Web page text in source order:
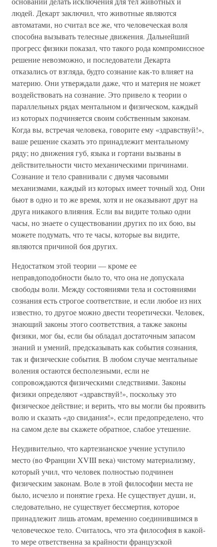
людей. Декарт заключил, что животные являются
автоматами, но считал все же, что человеческая воля
способна вызывать телесные движения. Дальнейший
прогресс физики показал, что такого рода компромиссное
решение невозможно, и последователи Декарта
отказались от взгляда, будто сознание как-то влияет на
материю. Они утверждали даже, что и материя не может
воздействовать на сознание. Это привело к теории о
параллельных рядах ментальном и физическом, каждый
из которых подчиняется своим собственным законам.
Когда вы, встречая человека, говорите ему «здравствуй!»,
ваше решение сказать это принадлежит ментальному
ряду; но движения губ, языка и гортани вызваны в
действительности чисто механическими причинами.
Сознание и тело сравнивали с двумя часовыми
механизмами, каждый из которых имеет точный ход. Они
бьют в одно и то же время, хотя и не оказывают друг на
друга никакого влияния. Если вы видите только одни
часы, но знаете о существовании других по их бою, вы
можете подумать, что те часы, которые вы видите,
являются причиной боя других.
Недостатком этой теории — кроме ее
неправдоподобности было то, что она не допускала
свободы воли. Между состояниями тела и состояниями
сознания есть строгое соответствие, и если любое из них
известно, то другое можно двести теоретически. Человек,
знающий законы этого соответствия, а также законы
физики, мог бы, если бы обладал достаточным запасом
знаний и умений, предсказывать как события сознания,
так и физические события. В любом случае ментальные
воления остаются бесполезными, если не
сопровождаются физическими следствиями. Законы
физики определяют «здравствуй!», поскольку это
физическое действие; и верить, что вы могли бы проявить
волю и сказать «до свидания!», если предопределено, что
на самом деле вы скажете обратное, слабое утешение.
Неудивительно, что картезианское учение уступило
место (во Франции XVIII века) чистому материализму,
который учил, что человек полностью подчинен
физическим законам. Воле в этой философии места не
было, исчезло и понятие греха. Не существует души, и,
следовательно, не существует бессмертия, которое
принадлежит лишь атомам, временно соединившимся в
человеческое тело. Считалось, что эта философия в какой-
то мере ответственна за крайности французской